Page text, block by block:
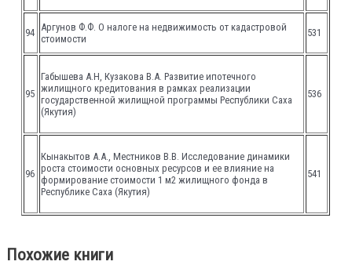
94 Аргунов Ф.Ф. О налоге на недвижимость от кадастровой
стоимости
531
95
Габышева А.Н, Кузакова В.А. Развитие ипотечного
жилищного кредитования в рамках реализации
государственной жилищной программы Республики Саха
(Якутия)
536
96
Кынакытов А.А., Местников В.В. Исследование динамики
роста стоимости основных ресурсов и ее влияние на
формирование стоимости 1 м2 жилищного фонда в
Республике Саха (Якутия)
541
Похожие книги